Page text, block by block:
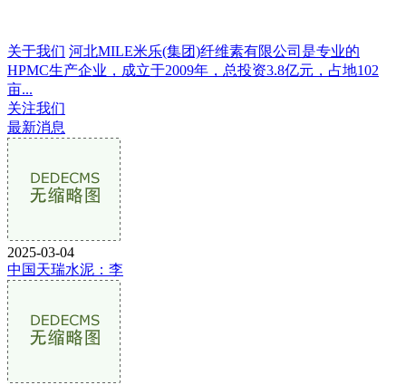
关于我们 河北MILE米乐(集团)纤维素有限公司是专业的
HPMC生产企业，成立于2009年，总投资3.8亿元，占地102
亩...
关注我们
最新消息
2025-03-04
中国天瑞水泥：李